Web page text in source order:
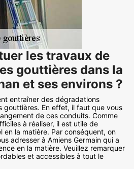
les travaux de
gouttières dans la
et ses environs ?
entraîner des dégradations
gouttières. En effet, il faut que vous
de ces conduits. Comme
à réaliser, il est utile de
en la matière. Par conséquent, on
adresser à Amiens Germain qui a
en la matière. Veuillez remarquer
et accessibles à tout le